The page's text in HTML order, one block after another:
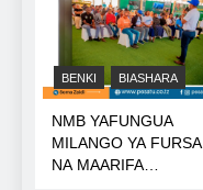
BENKI BIASHARA
NMB YAFUNGUA
MILANGO YA FURSA
NA MAARIFA